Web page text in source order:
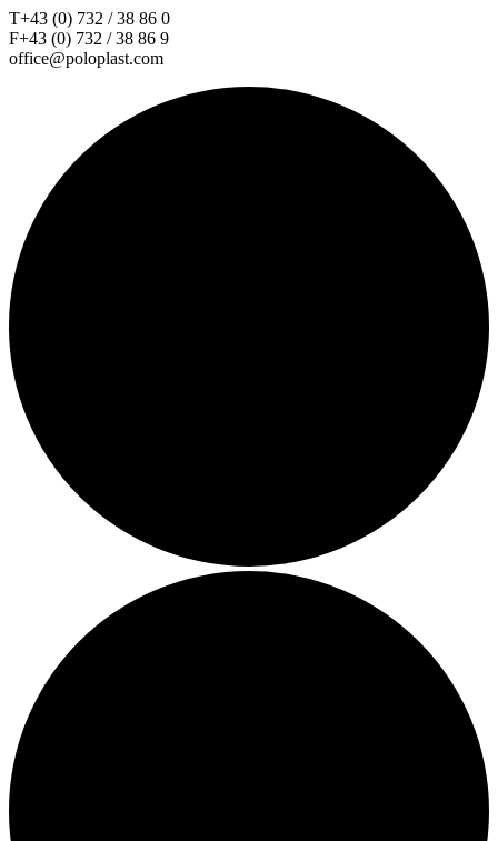
T+43 (0) 732 / 38 86 0
F+43 (0) 732 / 38 86 9
office@poloplast.com